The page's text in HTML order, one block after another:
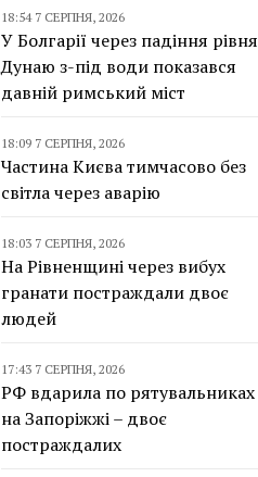
18:54 7 СЕРПНЯ, 2026
У Болгарії через падіння рівня
Дунаю з-під води показався
давній римський міст
18:09 7 СЕРПНЯ, 2026
Частина Києва тимчасово без
світла через аварію
18:03 7 СЕРПНЯ, 2026
На Рівненщині через вибух
гранати постраждали двоє
людей
17:43 7 СЕРПНЯ, 2026
РФ вдарила по рятувальниках
на Запоріжжі – двоє
постраждалих